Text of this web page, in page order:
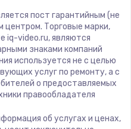
пост гарантийным (не
Торговые марки,
iq-video.ru, являются
знаками компаний
используется не с целью
услуг по ремонту, а с
о предоставляемых
правообладателя
об услугах и ценах,